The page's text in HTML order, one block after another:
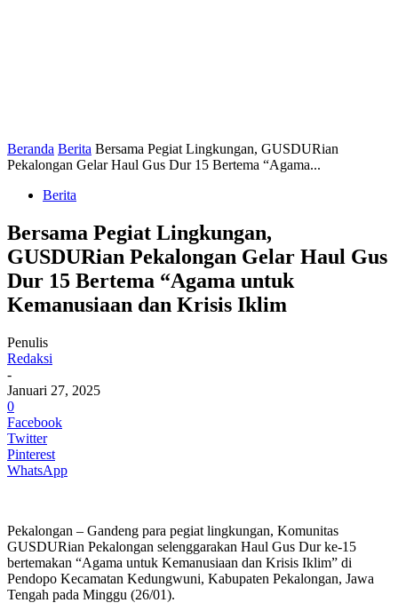
Beranda Berita Bersama Pegiat Lingkungan, GUSDURian
Pekalongan Gelar Haul Gus Dur 15 Bertema “Agama...
Berita
Bersama Pegiat Lingkungan,
GUSDURian Pekalongan Gelar Haul Gus
Dur 15 Bertema “Agama untuk
Kemanusiaan dan Krisis Iklim
Penulis
Redaksi
-
Januari 27, 2025
0
Facebook
Twitter
Pinterest
WhatsApp
Pekalongan – Gandeng para pegiat lingkungan, Komunitas
GUSDURian Pekalongan selenggarakan Haul Gus Dur ke-15
bertemakan “Agama untuk Kemanusiaan dan Krisis Iklim” di
Pendopo Kecamatan Kedungwuni, Kabupaten Pekalongan, Jawa
Tengah pada Minggu (26/01).